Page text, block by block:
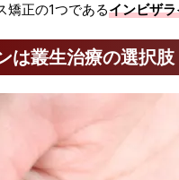
矯正の1つであるインビザ
は叢生治療の選択肢